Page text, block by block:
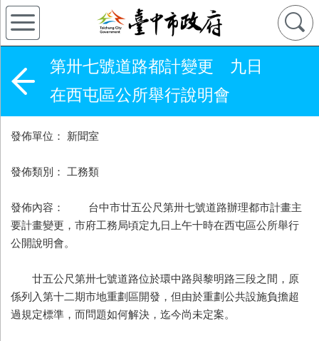
第卅七號道路都計變更 九日
在西屯區公所舉行說明會
發佈單位： 新聞室
發佈類別： 工務類
發佈內容： 台中市廿五公尺第卅七號道路辦理都市計畫主
要計畫變更，市府工務局頃定九日上午十時在西屯區公所舉行
公開說明會。
廿五公尺第卅七號道路位於環中路與黎明路三段之間，原
係列入第十二期市地重劃區開發，但由於重劃公共設施負擔超
過規定標準，而問題如何解決，迄今尚未定案。